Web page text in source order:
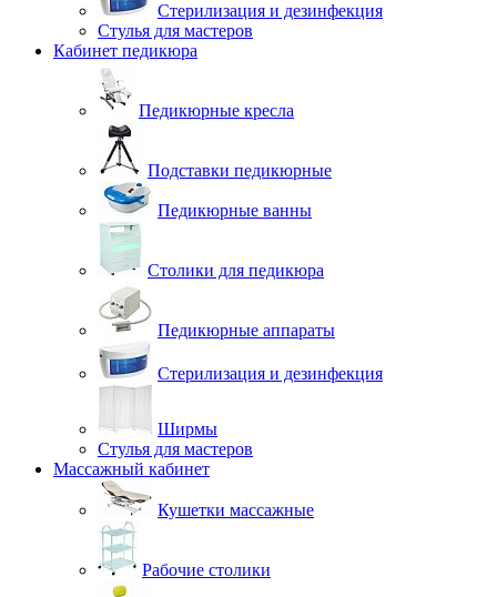
Стерилизация и дезинфекция
Стулья для мастеров
Кабинет педикюра
Педикюрные кресла
Подставки педикюрные
Педикюрные ванны
Столики для педикюра
Педикюрные аппараты
Стерилизация и дезинфекция
Ширмы
Стулья для мастеров
Массажный кабинет
Кушетки массажные
Рабочие столики